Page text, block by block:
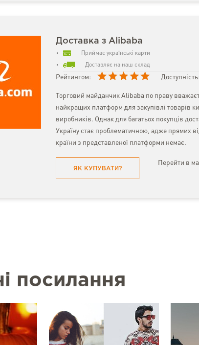
Доставка з Alibaba
Приймає українські карти
Доставляє на наш склад
Рейтингом: Доступність:
Торговий майданчик Alibaba по праву
найкращих платформ для закупівлі товарів
виробників. Однак для багатьох покупців
Україну стає проблематичною, адже прямих
країни з представленої платформи немає.
ЯК КУПУВАТИ?
Перейти в
посилання